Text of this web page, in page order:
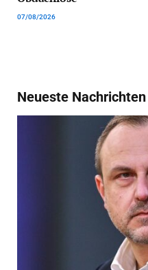
07/08/2026
Neueste Nachrichten